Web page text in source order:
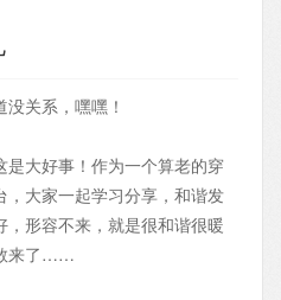
关系，嘿嘿！
大好事！作为一个算老的穿
大家一起学习分享，和谐发
形容不来，就是很和谐很暖
来了……